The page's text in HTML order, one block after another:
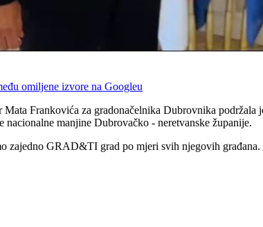
omiljene izvore na Googleu
Frankovića za gradonačelnika Dubrovnika
nacionalne manjine Dubrovačko - neretvanske županije.
zajedno GRAD&TI grad po mjeri svih njegovih građana.